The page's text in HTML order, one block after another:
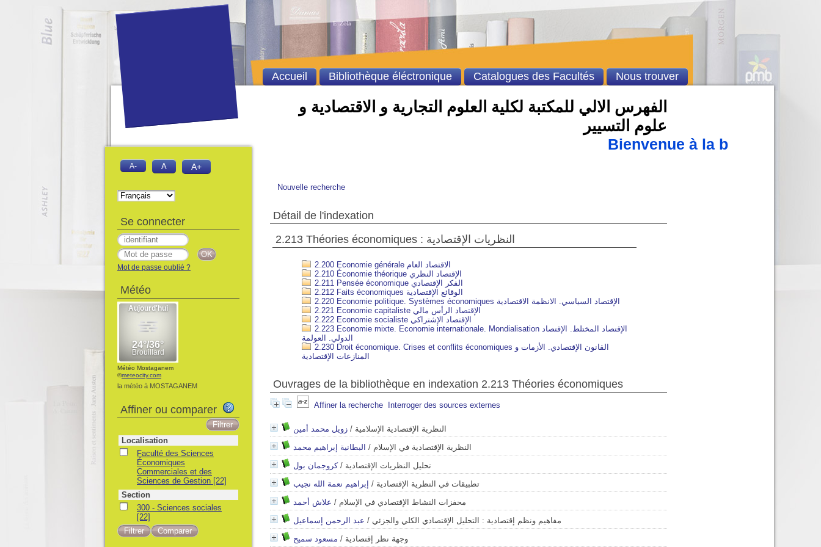
الفهرس الالي للمكتبة لكلية العلوم التجارية و الاقتصادية و
علوم التسيير
Bienvenue à la bibliothèque
Nouvelle recherche
Détail de l'indexation
2.213 Théories économiques : النظريات الإقتصادية
2.200 Economie générale الاقتصاد العام
2.210 Économie théorique الإقتصاد النظري
2.211 Pensée économique الفكر الإقتصادي
2.212 Faits économiques الوقائع الإقتصادية
2.220 Economie politique. Systèmes économiques الإقتصاد السياسي. الانظمة الاقتصادية
2.221 Economie capitaliste الإقتصاد الرأس مالي
2.222 Economie socialiste الإقتصاد الإشتراكي
2.223 Economie mixte. Economie internationale. Mondialisation الإقتصاد المختلط. الإقتصاد
الدولي. العولمة
2.230 Droit économique. Crises et conflits économiques القانون الإقتصادي. الأزمات و
المنازعات الإقتصادية
Ouvrages de la bibliothèque en indexation 2.213 Théories économiques
Affiner la recherche Interroger des sources externes
النظرية الإقتصادية الإسلامية / زويل محمد أمين
النظرية الإقتصادية في الإسلام / البطانية إبراهيم محمد
تحليل النظريات الإقتصادية /كروجمان بول
تطبيقات في النظرية الإقتصادية / إبراهيم نعمة الله نجيب
محفزات النشاط الإقتصادي في الإسلام / علاش أحمد
مفاهيم ونظم إقتصادية : التحليل الإقتصادي الكلي والجزئي / عبد الرحمن إسماعيل
وجهة نظر إقتصادية / مسعود سميح
Accueil Bibliothèque éléctronique Catalogues des Facultés Nous trouver
A- A A+
Se connecter
Mot de passe oublié ?
Météo
Météo Mostaganem
©meteocity.com
la météo à MOSTAGANEM
Affiner ou comparer
Localisation
Faculté des Sciences
Économiques
Commerciales et des
Sciences de Gestion [22]
Section
300 - Sciences sociales
[22]